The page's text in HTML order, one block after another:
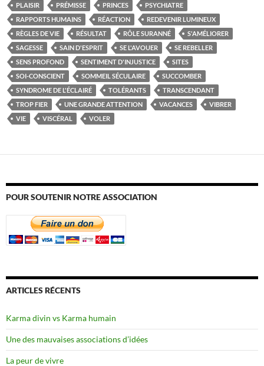
PLAISIR
PRÉMISSE PRINCES
PSYCHIATRE
RAPPORTS HUMAINS
RÉACTION
REDEVENIR LUMINEUX
RÈGLES DE VIE
RÉSULTAT RÔLE SURANNÉ
S'AMÉLIORER
SAGESSE
SAIN D'ESPRIT SE L'AVOUER
SE REBELLER
SENS PROFOND
SENTIMENT D'INJUSTICE
SITES
SOI-CONSCIENT
SOMMEIL SÉCULAIRE
SUCCOMBER
SYNDROME DE L'ÉCLAIRÉ
TOLÉRANTS
TRANSCENDANT
TROP FIER
UNE GRANDE ATTENTION VACANCES
VIBRER
VIE
VISCÉRAL VOLER
POUR SOUTENIR NOTRE ASSOCIATION
ARTICLES RÉCENTS
Karma divin vs Karma humain
Une des mauvaises associations d’idées
La peur de vivre